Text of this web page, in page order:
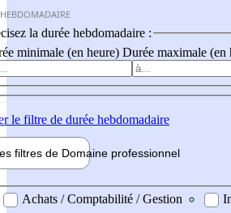
la durée hebdomadaire :
minimale (en heure) Durée maximale (en
le filtre de durée hebdomadaire
filtres de Domaine professionnel
professionel
Achats / Comptabilité / Gestion